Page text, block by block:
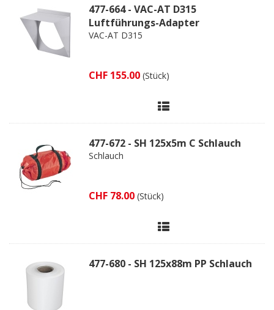
477-664 - VAC-AT D315
Luftführungs-Adapter
VAC-AT D315
CHF 155.00 (Stück)
477-672 - SH 125x5m C Schlauch
Schlauch
CHF 78.00 (Stück)
477-680 - SH 125x88m PP Schlauch